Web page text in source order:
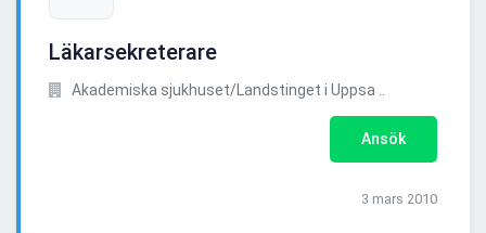
Läkarsekreterare
Akademiska sjukhuset/Landstinget i Uppsa ..
Ansök
3 mars 2010